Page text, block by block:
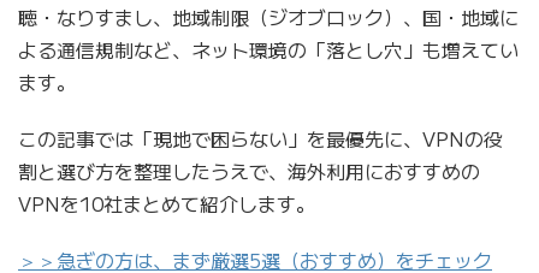
聴・なりすまし、地域制限（ジオブロック）、国・地域に
よる通信規制など、ネット環境の「落とし穴」も増えてい
ます。
この記事では「現地で困らない」を最優先に、VPNの役
割と選び方を整理したうえで、海外利用におすすめの
VPNを10社まとめて紹介します。
＞＞急ぎの方は、まず厳選5選（おすすめ）をチェック